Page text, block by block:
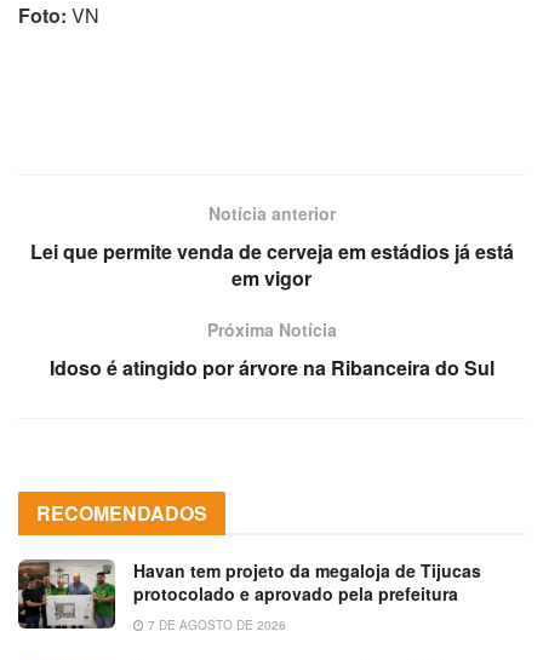
Foto: VN
Notícia anterior
Lei que permite venda de cerveja em estádios já está
em vigor
Próxima Notícia
Idoso é atingido por árvore na Ribanceira do Sul
RECOMENDADOS
Havan tem projeto da megaloja de Tijucas
protocolado e aprovado pela prefeitura
7 DE AGOSTO DE 2026